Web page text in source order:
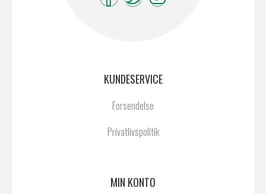
KUNDESERVICE
Forsendelse
Privatlivspolitik
MIN KONTO